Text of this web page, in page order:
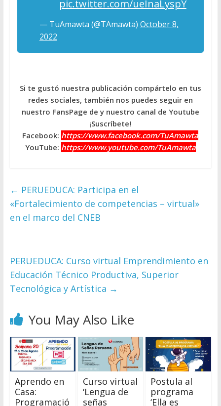
pic.twitter.com/ueInaLyspY
— TuAmawta (@TAmawta) October 8,
2022
Si te gustó nuestra publicación compártelo en tus
redes sociales, también nos puedes seguir en
nuestro FansPage de y nuestro canal de Youtube
¡Suscríbete!
Facebook: https://www.facebook.com/TuAmawta
YouTube: https://www.youtube.com/TuAmawta
← PERUEDUCA: Participa en el
«Fortalecimiento de competencias – virtual»
en el marco del CNEB
PERUEDUCA: Curso virtual Emprendimiento en
Educación Técnico Productiva, Superior
Tecnológica y Artística →
You May Also Like
Aprendo en
Casa:
Programació
Curso virtual
‘Lengua de
señas
Postula al
programa
‘Ella es